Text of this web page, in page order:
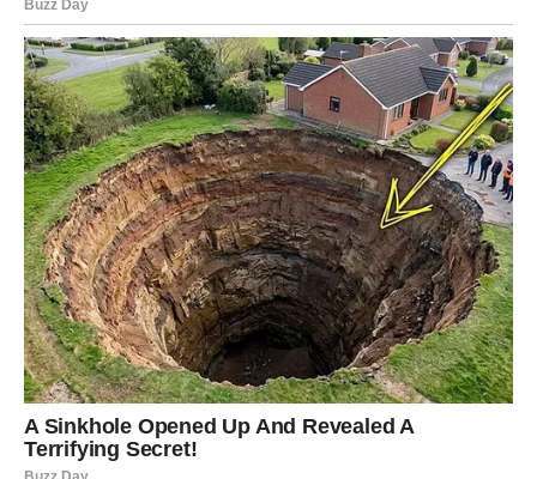
RIBE
Ljubav
Ribe su znak kojem se do kraja 2026. godine vraća osoba
iz prošlosti. Nije riječ o običnom javljanju ili prolaznoj
nostalgiji. Ova osoba nosi sa sobom emocije koje nikada
nisu potpuno nestale.
Moguća je poruka, susret ili razgovor tokom kojeg ćete
saznati stvari koje dugo niste znali. Pred vama je prilika
da odlučite da li prošlost zaslužuje novu šansu.
Novac i posao